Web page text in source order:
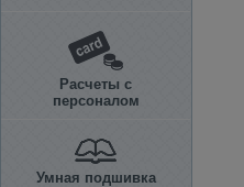
Расчеты с
персоналом
Умная подшивка